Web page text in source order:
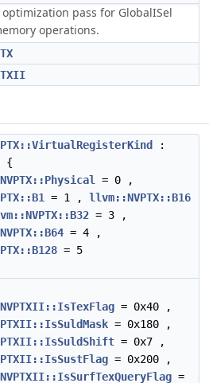
pass for GlobalISel
operations.
:
{
= 0 ,
= 1 , llvm::NVPTX::B16
= 3 ,
= 4 ,
= 5
= 0x40 ,
= 0x180 ,
= 0x7 ,
= 0x200 ,
=